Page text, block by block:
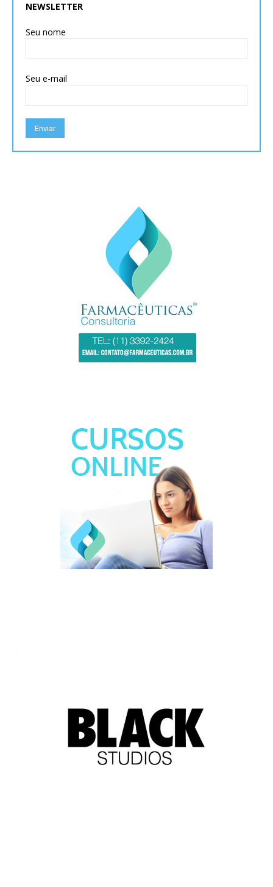
NEWSLETTER
Seu nome
Seu e-mail